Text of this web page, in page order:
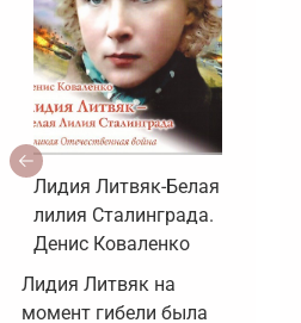
Лидия Литвяк-Белая
лилия Сталинграда.
Денис Коваленко
Лидия Литвяк на
момент гибели была